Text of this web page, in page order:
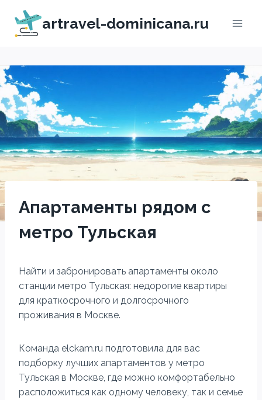
Перейти
содержимому
artravel-dominicana.ru
Апартаменты рядом с
метро Тульская
Найти и забронировать апартаменты около
станции метро Тульская: недорогие квартиры
для краткосрочного и долгосрочного
проживания в Москве.
Команда elckam.ru подготовила для вас
подборку лучших апартаментов у метро
Тульская в Москве, где можно комфортабельно
расположиться как одному человеку, так и семье